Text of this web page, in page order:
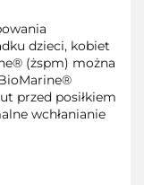
dzieci, kobiet
(żspm) można
przed posiłkiem
wchłanianie